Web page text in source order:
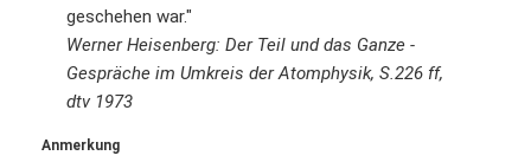
geschehen war."
Werner Heisenberg: Der Teil und das Ganze -
Gespräche im Umkreis der Atomphysik, S.226 ff,
dtv 1973
Anmerkung